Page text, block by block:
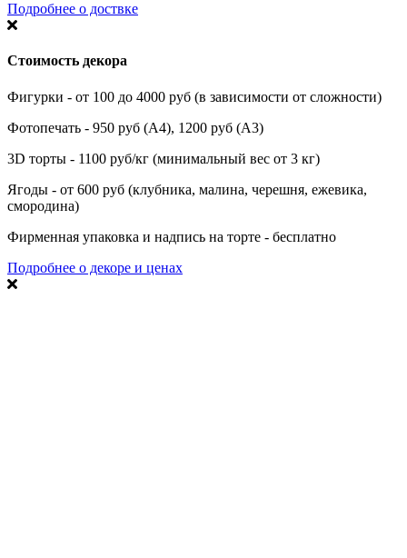
Подробнее о доствке
Стоимость декора
Фигурки - от 100 до 4000 руб (в зависимости от сложности)
Фотопечать - 950 руб (А4), 1200 руб (А3)
3D торты - 1100 руб/кг (минимальный вес от 3 кг)
Ягоды - от 600 руб (клубника, малина, черешня, ежевика,
смородина)
Фирменная упаковка и надпись на торте - бесплатно
Подробнее о декоре и ценах